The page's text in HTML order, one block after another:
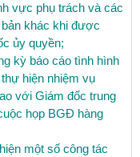
vực phụ trách và các
bản khác khi được
ủy quyền;
kỳ báo cáo tình hình
hiện nhiệm vụ
với Giám đốc trung
họp BGĐ hàng
một số công tác